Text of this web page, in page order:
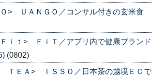
> ＵＡＮＧＯ／コンサル付きの玄米食
ｉｔ> ＦｉＴ／アプリ内で健康ブランド
(0802)
ＴＥＡ> ＩＳＳＯ／日本茶の越境ＥＣで